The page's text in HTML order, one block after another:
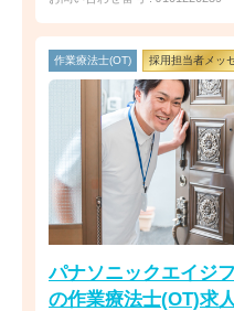
作業療法士(OT) 採用担当者メッ
パナソニックエイジ
の作業療法士(OT)求人